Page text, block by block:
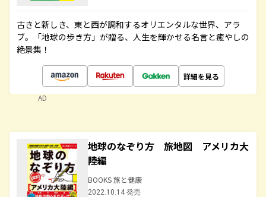
古きと新しき、東と西が調和するオリエンタルな世界、アラ
ブ。「地球の歩き方」が贈る、人生を輝かせる名言と癒やしの
絶景集！
詳細を見る
AD
地球のなぞり方 旅地図 アメリカ大
陸編
BOOKS 旅と健康
2022.10.14 発売